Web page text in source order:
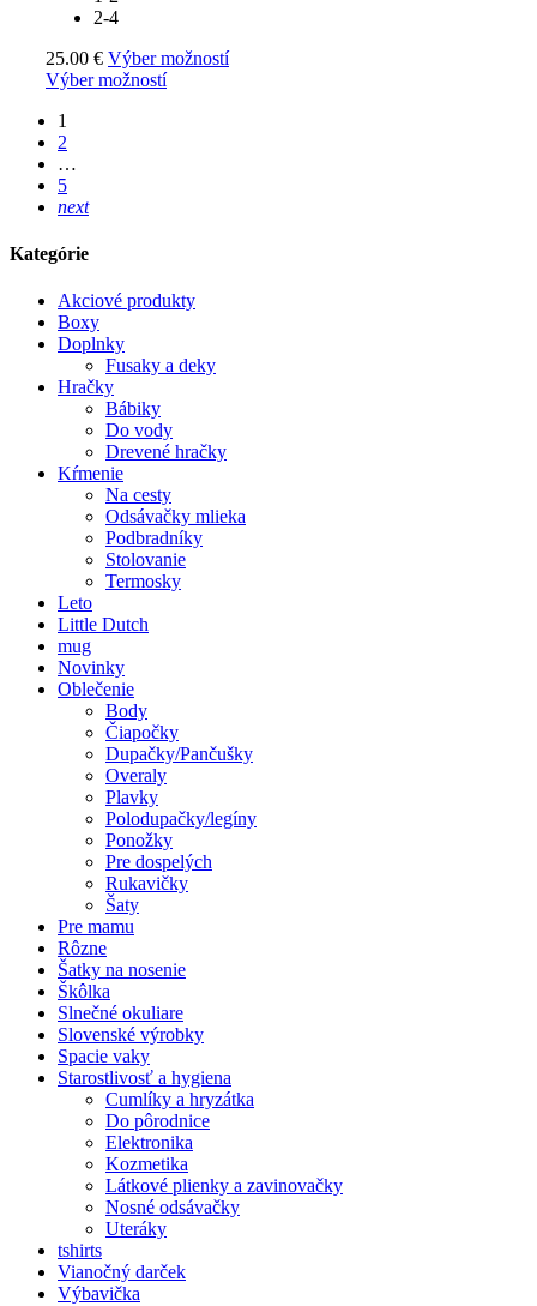
2-4
25.00 € Výber možností
Výber možností
1
2
…
5
next
Kategórie
Akciové produkty
Boxy
Doplnky
Fusaky a deky
Hračky
Bábiky
Do vody
Drevené hračky
Kŕmenie
Na cesty
Odsávačky mlieka
Podbradníky
Stolovanie
Termosky
Leto
Little Dutch
mug
Novinky
Oblečenie
Body
Čiapočky
Dupačky/Pančušky
Overaly
Plavky
Polodupačky/legíny
Ponožky
Pre dospelých
Rukavičky
Šaty
Pre mamu
Rôzne
Šatky na nosenie
Škôlka
Slnečné okuliare
Slovenské výrobky
Spacie vaky
Starostlivosť a hygiena
Cumlíky a hryzátka
Do pôrodnice
Elektronika
Kozmetika
Látkové plienky a zavinovačky
Nosné odsávačky
Uteráky
tshirts
Vianočný darček
Výbavička